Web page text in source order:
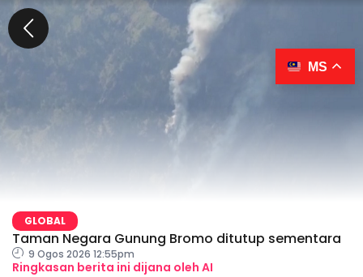
GLOBAL
Taman Negara Gunung Bromo ditutup sementara
9 Ogos 2026 12:55pm
Ringkasan berita ini dijana oleh AI
MS